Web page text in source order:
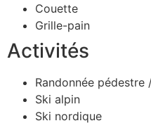
Couette
Grille-pain
Activités
Randonnée pédestre
Ski alpin
Ski nordique